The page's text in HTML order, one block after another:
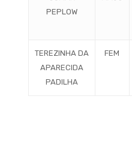
PEPLOW
TEREZINHA DA
APARECIDA
PADILHA
FEM